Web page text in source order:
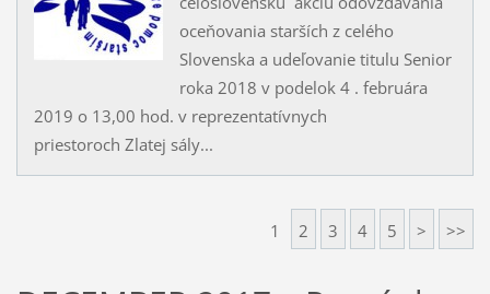
oceňovania starších z celého
Slovenska a udeľovanie titulu Senior
roka 2018 v podelok 4 . februára
2019 o 13,00 hod. v reprezentatívnych
priestoroch Zlatej sály...
1 2 3 4 5 > >>